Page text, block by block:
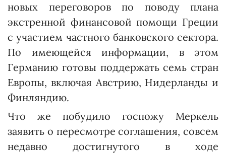
новых переговоров по поводу плана
экстренной финансовой помощи Греции
с участием частного банковского сектора.
По имеющейся информации, в этом
Германию готовы поддержать семь стран
Европы, включая Австрию, Нидерланды и
Финляндию.
Что же побудило госпожу Меркель
заявить о пересмотре соглашения, совсем
недавно достигнутого в ходе